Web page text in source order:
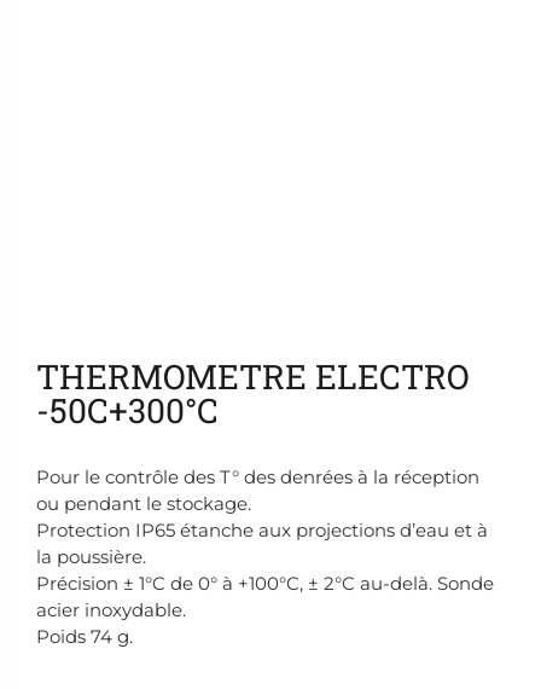
THERMOMETRE ELECTRO
-50C+300°C
Pour le contrôle des T° des denrées à la réception
ou pendant le stockage.
Protection IP65 étanche aux projections d’eau et à
la poussière.
Précision ± 1°C de 0° à +100°C, ± 2°C au-delà. Sonde
acier inoxydable.
Poids 74 g.